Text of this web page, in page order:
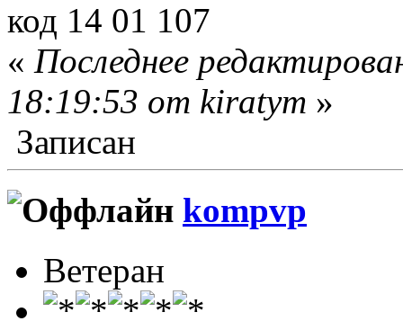
код 14 01 107
« Последнее
18:19:53 от kiratym »
Записан
kompvp
Ветеран